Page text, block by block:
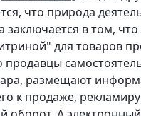
что природа
заключается в том,
для товаров
продавцы
размещают
к продаже,